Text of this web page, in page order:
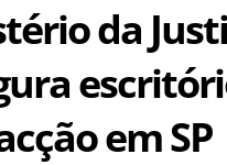
da
em SP